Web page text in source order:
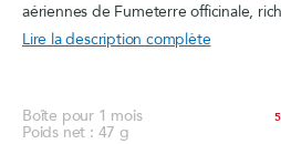
aériennes de Fumeterre officinale,
Lire la description complète
Boîte pour 1 mois
Poids net : 47 g